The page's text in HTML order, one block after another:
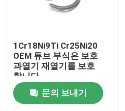
연락주세요
인용문을 요구하세요
1Cr18Ni9Ti Cr25Ni20
OEM 튜브 부식은 보호
과열기 재열기를 보호
합니다
문의 보내기